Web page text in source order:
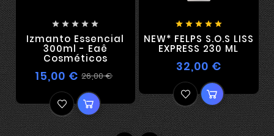
    
Izmanto Essencial
300ml - Eaê
Cosméticos
15,00 € 26,00 €
    
NEW* FELPS S.O.S LISS
EXPRESS 230 ML
32,00 €